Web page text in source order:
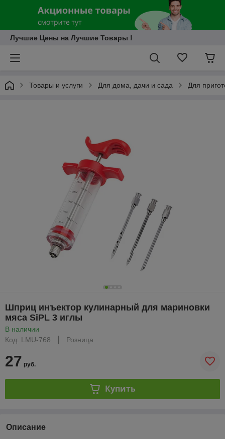
Лучшие Цены на Лучшие Товары !
Товары и услуги Для дома, дачи и сада Для
Шприц инъектор кулинарный для мариновки
мяса SiPL 3 иглы
В наличии
Код: LMU-768
Розница
27 руб.
Купить
Описание